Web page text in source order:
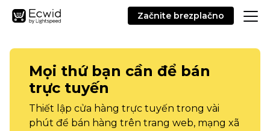
Začnite brezplačno
Mọi thứ bạn cần để bán
trực tuyến
Thiết lập cửa hàng trực tuyến trong vài
phút để bán hàng trên trang web, mạng xã